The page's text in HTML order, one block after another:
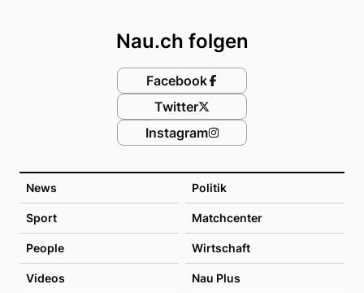
News Politik
Sport Matchcenter
People Wirtschaft
Videos Nau Plus
Nau.ch folgen
Facebook
Twitter
Instagram